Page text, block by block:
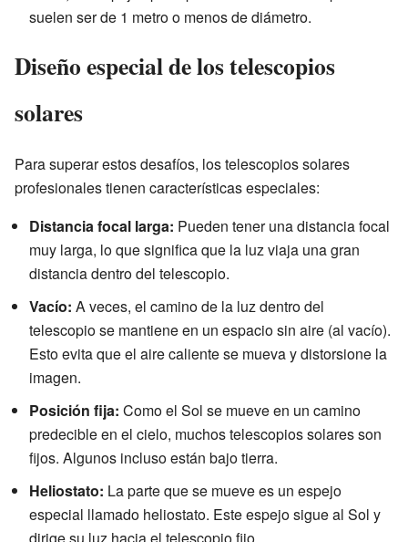
suelen ser de 1 metro o menos de diámetro.
Diseño especial de los telescopios
solares
Para superar estos desafíos, los telescopios solares
profesionales tienen características especiales:
Distancia focal larga: Pueden tener una distancia focal
muy larga, lo que significa que la luz viaja una gran
distancia dentro del telescopio.
Vacío: A veces, el camino de la luz dentro del
telescopio se mantiene en un espacio sin aire (al vacío).
Esto evita que el aire caliente se mueva y distorsione la
imagen.
Posición fija: Como el Sol se mueve en un camino
predecible en el cielo, muchos telescopios solares son
fijos. Algunos incluso están bajo tierra.
Heliostato: La parte que se mueve es un espejo
especial llamado heliostato. Este espejo sigue al Sol y